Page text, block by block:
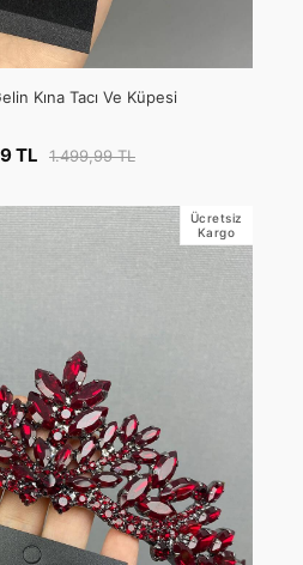
Kına Tacı Ve Küpesi
TL 1.499,99 TL
Ücretsiz
Kargo